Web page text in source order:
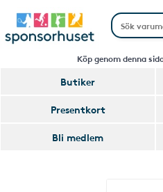
Köp genom denna
Butiker
Presentkort
Bli medlem